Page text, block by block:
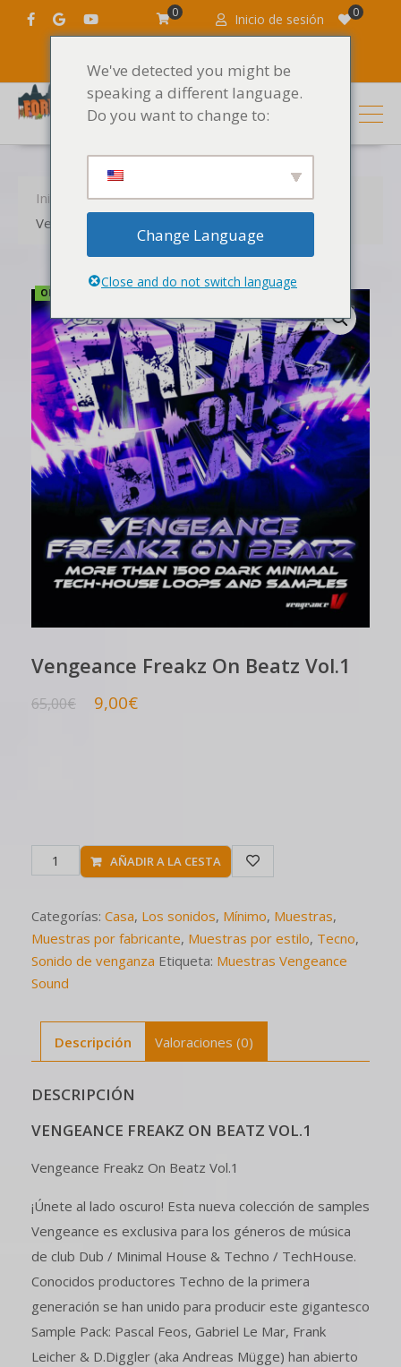
Inicio de sesión 0
0
Inicio Productos
Los sonidos
Vengeance Freakz On Beatz Vol.1
OFERTA LIMITADA.
Vengeance Freakz On Beatz Vol.1
65,00€ 9,00€
AÑADIR A LA CESTA
Categorías: Casa, Los sonidos, Mínimo, Muestras,
Muestras por fabricante, Muestras por estilo, Tecno,
Sonido de venganza Etiqueta: Muestras Vengeance
Sound
Descripción Valoraciones (0)
DESCRIPCIÓN
VENGEANCE FREAKZ ON BEATZ VOL.1
Vengeance Freakz On Beatz Vol.1
¡Únete al lado oscuro! Esta nueva colección de samples
Vengeance es exclusiva para los géneros de música
de club Dub / Minimal House & Techno / TechHouse.
Conocidos productores Techno de la primera
generación se han unido para producir este gigantesco
Sample Pack: Pascal Feos, Gabriel Le Mar, Frank
Leicher & D.Diggler (aka Andreas Mügge) han abierto
We've detected you might be
speaking a different language.
Do you want to change to:
Change Language
Close and do not switch language